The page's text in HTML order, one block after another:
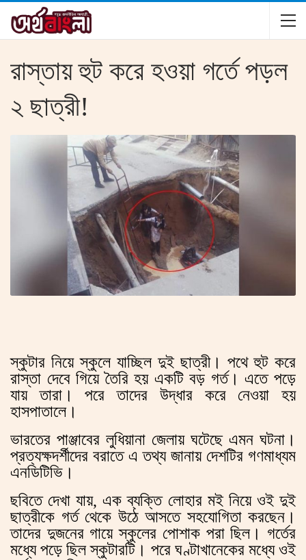
রাস্তায় হুট করে হওয়া গর্তে পড়ল
২ ছাত্রী!
স্কুটার নিয়ে স্কুলে যাচ্ছিল দুই ছাত্রী। পথে হুট করে
রাস্তা দেবে গিয়ে তৈরি হয় একটি বড় গর্ত। এতে পড়ে
যায় তারা। পরে তাদের উদ্ধার করে নেওয়া হয়
হাসপাতালে।
ভারতের পাঞ্জাবের লুধিয়ানা জেলায় ঘটেছে এমন ঘটনা।
প্রত্যক্ষদর্শীদের বরাতে এ তথ্য জানায় দেশটির গণমাধ্যম
এনডিটিভি।
ছবিতে দেখা যায়, এক ব্যক্তি লোহার মই নিয়ে ওই দুই
ছাত্রীকে গর্ত থেকে উঠে আসতে সহযোগিতা করছেন।
তাদের দুজনের গায়ে স্কুলের পোশাক পরা ছিল। গর্তের
মধ্যে পড়ে ছিল স্কুটারটি। পরে ঘণ্টাখানেকের মধ্যে ওই